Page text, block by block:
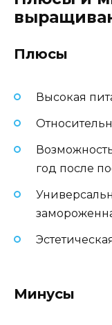
Плюсы
Высокая
год после
Минусы